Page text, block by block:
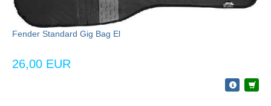
Fender Standard Gig Bag El
26,00 EUR